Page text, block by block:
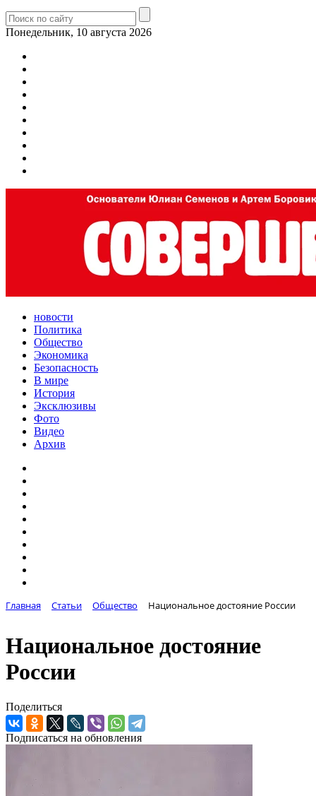
Понедельник, 10 августа 2026
новости
Политика
Общество
Экономика
Безопасность
В мире
История
Эксклюзивы
Фото
Видео
Архив
Главная Статьи Общество Национальное достояние России
Национальное достояние
России
Поделиться
Подписаться на обновления